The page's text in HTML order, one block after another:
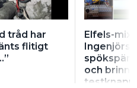
tråd har
flitigt
Elfels-mix:
och
testknapp